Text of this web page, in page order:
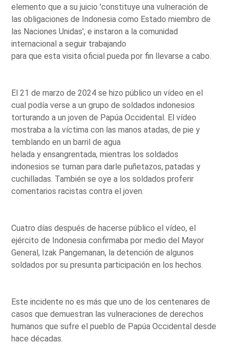
elemento que a su juicio 'constituye una vulneración de
las obligaciones de Indonesia como Estado miembro de
las Naciones Unidas', e instaron a la comunidad
internacional a seguir trabajando
para que esta visita oficial pueda por fin llevarse a cabo.
El 21 de marzo de 2024 se hizo público un vídeo en el
cual podía verse a un grupo de soldados indonesios
torturando a un joven de Papúa Occidental. El vídeo
mostraba a la víctima con las manos atadas, de pie y
temblando en un barril de agua
helada y ensangrentada, mientras los soldados
indonesios se turnan para darle puñetazos, patadas y
cuchilladas. También se oye a los soldados proferir
comentarios racistas contra el joven.
Cuatro días después de hacerse público el vídeo, el
ejército de Indonesia confirmaba por medio del Mayor
General, Izak Pangemanan, la detención de algunos
soldados por su presunta participación en los hechos.
Este incidente no es más que uno de los centenares de
casos que demuestran las vulneraciones de derechos
humanos que sufre el pueblo de Papúa Occidental desde
hace décadas.